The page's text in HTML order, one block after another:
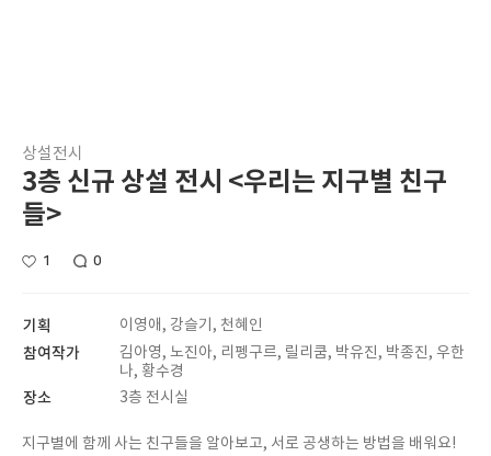
상설전시
3층 신규 상설 전시 <우리는 지구별 친구
들>
1 0
기획 이영애, 강슬기, 천혜인
참여작가
김아영, 노진아, 리펭구르, 릴리쿰, 박유진, 박종진, 우한
나, 황수경
장소 3층 전시실
지구별에 함께 사는 친구들을 알아보고, 서로 공생하는 방법을 배워요!